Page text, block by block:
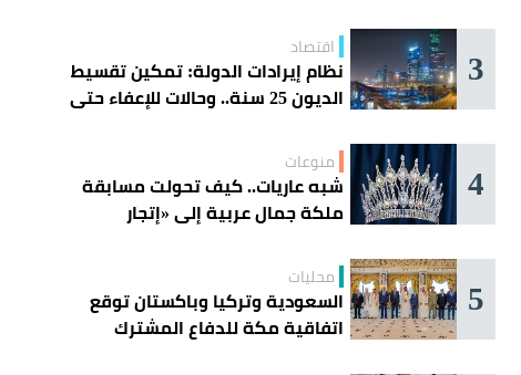
3 اقتصاد
نظام إيرادات الدولة: تمكين تقسيط
الديون 25 سنة.. وحالات للإعفاء حتى
4 منوعات
شبه عاريات.. كيف تحولت مسابقة
ملكة جمال عربية إلى «إتجار
5 محليات
السعودية وتركيا وباكستان توقع
اتفاقية مكة للدفاع المشترك